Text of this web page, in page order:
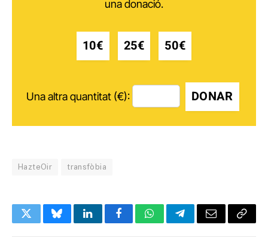
una donació.
10€ 25€ 50€
Una altra quantitat (€): DONAR
HazteOir transfòbia
TwitterBlueskyLinkedInFacebookWhatsAppTelegramEmail Copy